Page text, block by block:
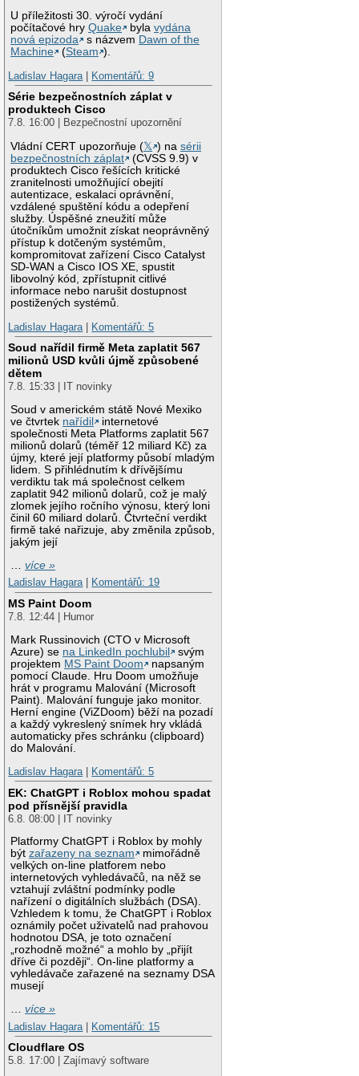
U příležitosti 30. výročí vydání
počítačové hryQuake bylavydána
nová epizoda
s názvem Dawn of the
Machine
(Steam ).
Ladislav Hagara
Komentářů: 9
Série bezpečnostních záplat v
produktech Cisco
7.8. 16:00 | Bezpečnostní upozornění
Vládní CERT upozorňuje (𝕏 ) nasérii
bezpečnostních záplat
(CVSS 9.9) v
produktech Cisco řešících kritické
zranitelnosti umožňující obejití
autentizace, eskalaci oprávnění,
vzdálené spuštění kódu a odepření
služby. Úspěšné zneužití může
útočníkům umožnit získat neoprávněný
přístup k dotčeným systémům,
kompromitovat zařízení Cisco Catalyst
SD-WAN a Cisco IOS XE, spustit
libovolný kód, zpřístupnit citlivé
informace nebo narušit dostupnost
postižených systémů.
Ladislav Hagara
Komentářů: 5
Soud nařídil firmě Meta zaplatit 567
milionů USD kvůli újmě způsobené
dětem
7.8. 15:33 | IT novinky
Soud v americkém státě Nové Mexiko
ve čtvrtek nařídil
internetové
společnosti Meta Platforms zaplatit 567
milionů dolarů (téměř 12 miliard Kč) za
újmy, které její platformy působí mladým
lidem. S přihlédnutím k dřívějšímu
verdiktu tak má společnost celkem
zaplatit 942 milionů dolarů, což je malý
zlomek jejího ročního výnosu, který loni
činil 60 miliard dolarů. Čtvrteční verdikt
firmě také nařizuje, aby změnila způsob,
jakým její
…více »
Ladislav Hagara| Komentářů: 19
MS Paint Doom
7.8. 12:44 | Humor
Mark Russinovich (CTO v Microsoft
Azure) se na LinkedIn pochlubil
svým
projektem MS Paint Doom
napsaným
pomocí Claude. Hru Doom umožňuje
hrát v programu Malování (Microsoft
Paint). Malování funguje jako monitor.
Herní engine (ViZDoom) běží na pozadí
a každý vykreslený snímek hry vkládá
automaticky přes schránku (clipboard)
do Malování.
Ladislav Hagara| Komentářů: 5
EK: ChatGPT i Roblox mohou spadat
pod přísnější pravidla
6.8. 08:00 | IT novinky
Platformy ChatGPT i Roblox by mohly
býtzařazeny na seznam
mimořádně
velkých on-line platforem nebo
internetových vyhledávačů, na něž se
vztahují zvláštní podmínky podle
nařízení o digitálních službách (DSA).
Vzhledem k tomu, že ChatGPT i Roblox
oznámily počet uživatelů nad prahovou
hodnotou DSA, je toto označení
„rozhodně možné“ a mohlo by „přijít
dříve či později“. On-line platformy a
vyhledávače zařazené na seznamy DSA
musejí
…více »
Ladislav Hagara | Komentářů: 15
Cloudflare OS
5.8. 17:00 | Zajímavý software